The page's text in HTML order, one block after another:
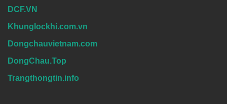
DCF.VN
Khunglockhi.com.vn
Dongchauvietnam.com
DongChau.Top
Trangthongtin.info